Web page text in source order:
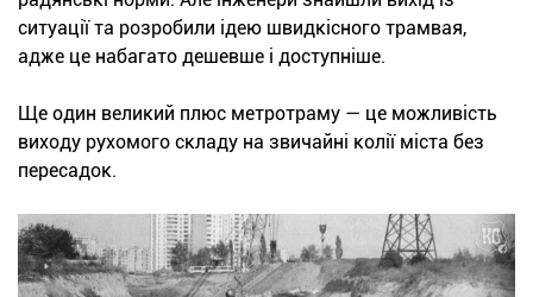
ситуації та розробили ідею швидкісного трамвая,
адже це набагато дешевше і доступніше.
Ще один великий плюс метротраму — це можливість
виходу рухомого складу на звичайні колії міста без
пересадок.